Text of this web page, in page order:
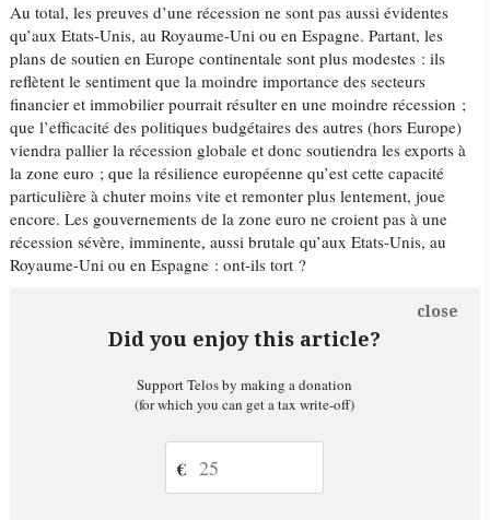
Au total, les preuves d’une récession ne sont pas aussi évidentes
qu’aux Etats-Unis, au Royaume-Uni ou en Espagne. Partant, les
plans de soutien en Europe continentale sont plus modestes : ils
reflètent le sentiment que la moindre importance des secteurs
financier et immobilier pourrait résulter en une moindre récession ;
que l’efficacité des politiques budgétaires des autres (hors Europe)
viendra pallier la récession globale et donc soutiendra les exports à
la zone euro ; que la résilience européenne qu’est cette capacité
particulière à chuter moins vite et remonter plus lentement, joue
encore. Les gouvernements de la zone euro ne croient pas à une
récession sévère, imminente, aussi brutale qu’aux Etats-Unis, au
Royaume-Uni ou en Espagne : ont-ils tort ?
Did you enjoy this article?
close
Support Telos by making a donation
(for which you can get a tax write-off)
€